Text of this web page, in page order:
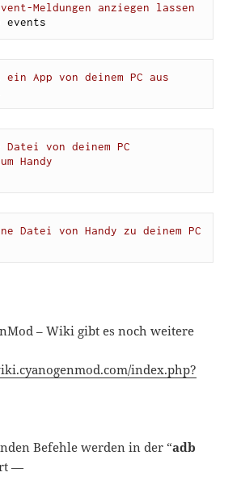
Meldungen anziegen lassen
events
App von deinem PC aus
von deinem PC
Handy
Datei von Handy zu deinem PC
– Wiki gibt es noch weitere
index.php?
Befehle werden in der “adb
—